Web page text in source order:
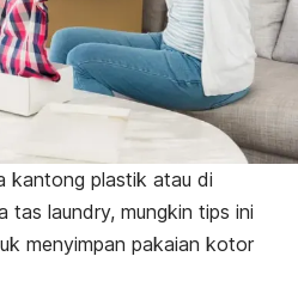
kantong plastik atau di
tas laundry, mungkin tips ini
menyimpan pakaian kotor